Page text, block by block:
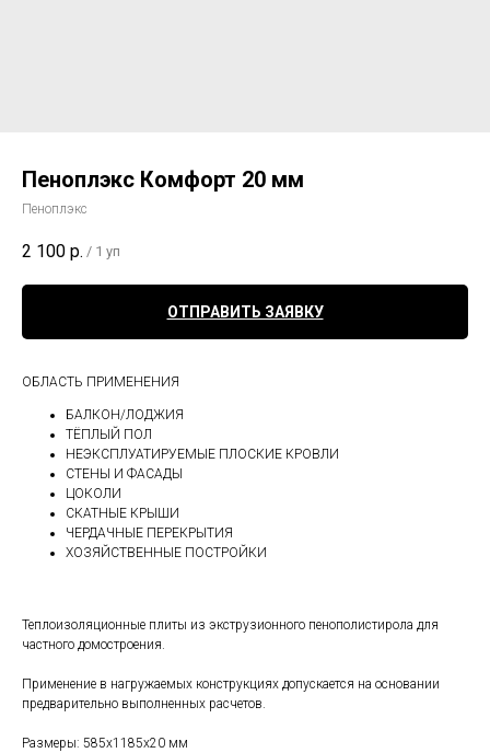
Пеноплэкс Комфорт 20 мм
Пеноплэкс
2 100 р. / 1 уп
ОТПРАВИТЬ ЗАЯВКУ
ОБЛАСТЬ ПРИМЕНЕНИЯ
БАЛКОН/ЛОДЖИЯ
ТЁПЛЫЙ ПОЛ
НЕЭКСПЛУАТИРУЕМЫЕ ПЛОСКИЕ КРОВЛИ
СТЕНЫ И ФАСАДЫ
ЦОКОЛИ
СКАТНЫЕ КРЫШИ
ЧЕРДАЧНЫЕ ПЕРЕКРЫТИЯ
ХОЗЯЙСТВЕННЫЕ ПОСТРОЙКИ
Теплоизоляционные плиты из экструзионного пенополистирола для
частного домостроения.
Применение в нагружаемых конструкциях допускается на основании
предварительно выполненных расчетов.
Размеры: 585x1185x20 мм